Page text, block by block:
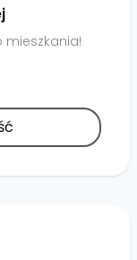
mieszkania!